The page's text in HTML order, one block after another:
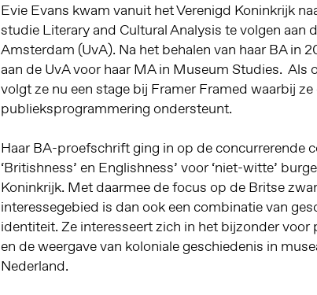
Evie Evans kwam vanuit het Verenigd Koninkrijk
studie Literary and Cultural Analysis te volgen aan
Amsterdam (UvA). Na het behalen van haar BA in
aan de UvA voor haar MA in Museum Studies. Als
volgt ze nu een stage bij Framer Framed waarbij
publieksprogrammering ondersteunt.
Haar BA-proefschrift ging in op de concurrerende
‘Britishness’ en Englishness’ voor ‘niet-witte’
Koninkrijk. Met daarmee de focus op de Britse
interessegebied is dan ook een combinatie van
identiteit. Ze interesseert zich in het bijzonder voor
en de weergave van koloniale geschiedenis in
Nederland.